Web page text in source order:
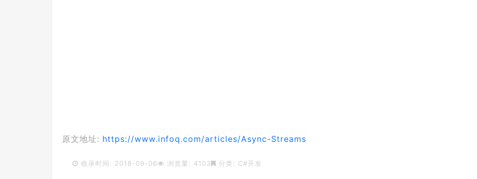
原文地址: https://www.infoq.com/articles/Async-Streams
收录时间: 2018-09-06 浏览量: 4103 分类: C#开发